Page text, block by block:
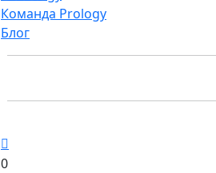
Команда Prology
Блог
0